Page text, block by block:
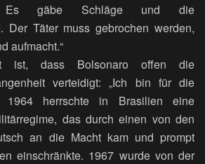
Es gäbe Schläge und die
Der Täter muss gebrochen werden,
aufmacht.“
ist, dass Bolsonaro offen die
verteidigt: „Ich bin für die
1964 herrschte in Brasilien eine
das durch einen von den
an die Macht kam und prompt
einschränkte. 1967 wurde von der